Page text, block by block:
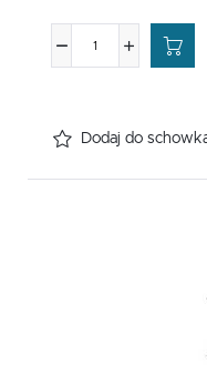
Dodaj do